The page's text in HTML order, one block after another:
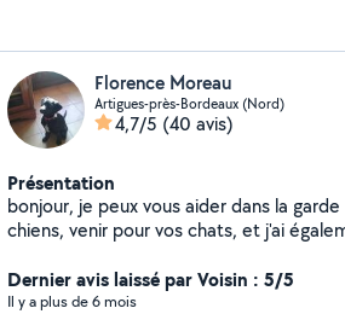
Florence Moreau
Artigues-près-Bordeaux (Nord)
4,7/5 (40 avis)
Présentation
bonjour, je peux vous aider dans la
chiens, venir pour vos chats, et j'ai
pas je suis à votre écoute Merci
Dernier avis laissé par Voisin : 5/5
Il y a plus de 6 mois